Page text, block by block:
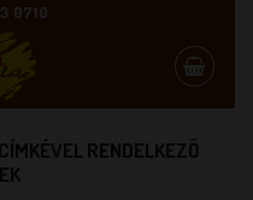
0710
RENDELKEZŐ